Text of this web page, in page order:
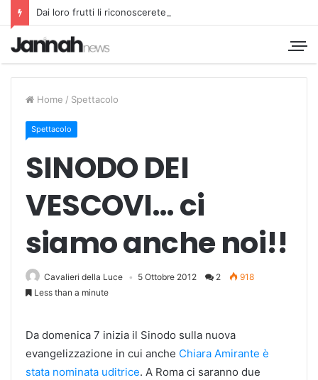
Dai loro frutti li riconoscerete
Home / Spettacolo
Spettacolo
SINODO DEI
VESCOVI… ci
siamo anche noi!!
Cavalieri della Luce 5 Ottobre 2012 2
918
Less than a minute
Da domenica 7 inizia il Sinodo sulla nuova
evangelizzazione in cui anche Chiara Amirante è
stata nominata uditrice. A Roma ci saranno due